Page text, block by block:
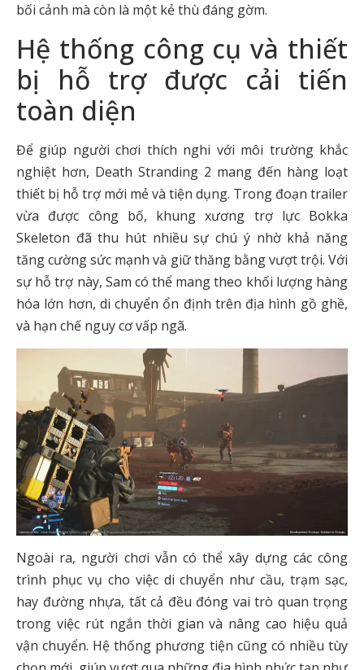
bối cảnh mà còn là một kẻ thù đáng gờm.
Hệ thống công cụ và thiết
bị hỗ trợ được cải tiến
toàn diện
Để giúp người chơi thích nghi với môi trường khắc
nghiệt hơn, Death Stranding 2 mang đến hàng loạt
thiết bị hỗ trợ mới mẻ và tiện dụng. Trong đoạn trailer
vừa được công bố, khung xương trợ lực Bokka
Skeleton đã thu hút nhiều sự chú ý nhờ khả năng
tăng cường sức mạnh và giữ thăng bằng vượt trội. Với
sự hỗ trợ này, Sam có thể mang theo khối lượng hàng
hóa lớn hơn, di chuyển ổn định trên địa hình gồ ghề,
và hạn chế nguy cơ vấp ngã.
Ngoài ra, người chơi vẫn có thể xây dựng các công
trình phục vụ cho việc di chuyển như cầu, trạm sạc,
hay đường nhựa, tất cả đều đóng vai trò quan trọng
trong việc rút ngắn thời gian và nâng cao hiệu quả
vận chuyển. Hệ thống phương tiện cũng có nhiều tùy